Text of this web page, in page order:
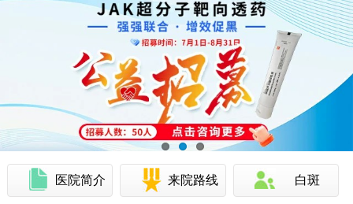
医院简介 来院路线 白斑